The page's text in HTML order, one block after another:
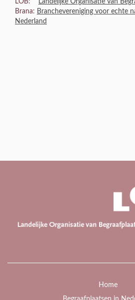
LOB:
Landelijke Organisatie van
Brana: Branchevereniging voor echte
Nederland
Home